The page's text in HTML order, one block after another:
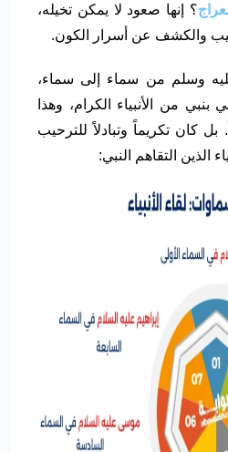
؟ إنها صعود لا يمكن تخيله،
والكشف عن أسرار الكون.
وسلم من سماء إلى سماء،
من الأنبياء الكرام، وهذا
بل كان تكريماً وتبادلاً للترحيب
الذين التقاهم النبي: